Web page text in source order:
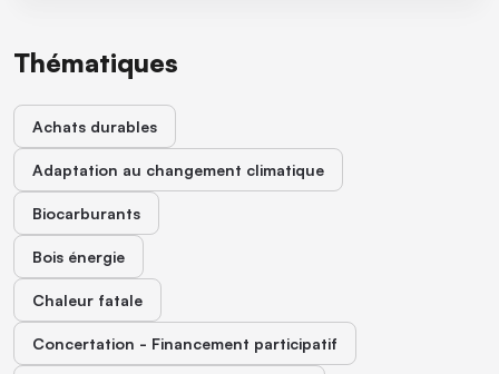
Thématiques
Achats durables
Adaptation au changement climatique
Biocarburants
Bois énergie
Chaleur fatale
Concertation - Financement participatif